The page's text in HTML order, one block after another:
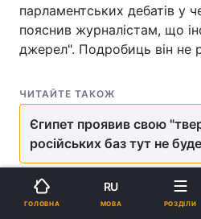
парламентських дебатів у
пояснив журналістам, що
джерел". Подробиць він не
ЧИТАЙТЕ ТАКОЖ
Єгипет проявив свою
російських баз тут не буде
"Для збереження миру в
краще, якщо Єгипет
ГОЛОВНА
RU
МОВА РОЗДІЛИ